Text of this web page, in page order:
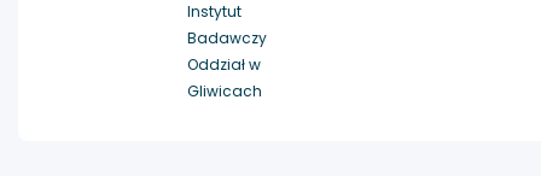
Instytut
Badawczy
Oddział w
Gliwicach